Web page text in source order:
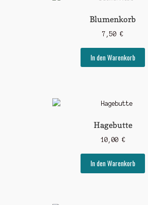
Blumenkorb
7,50 €
In den Warenkorb
Hagebutte
10,00 €
In den Warenkorb